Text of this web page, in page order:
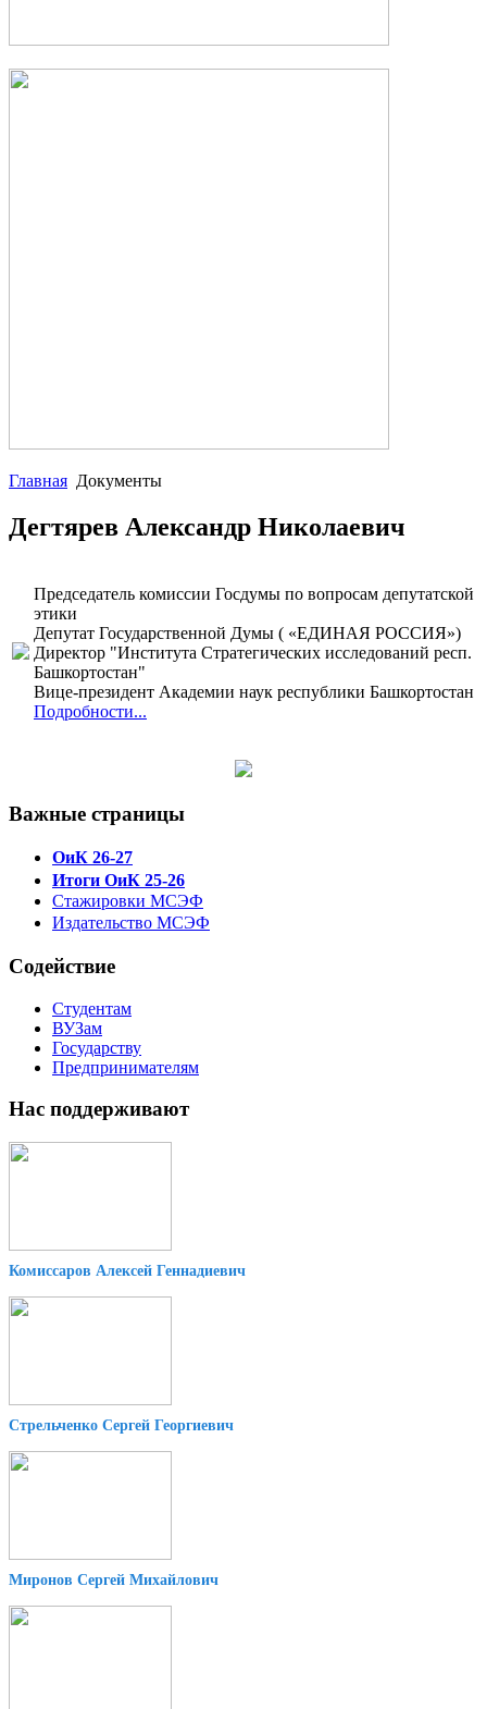
Главная Документы
Дегтярев Александр Николаевич
Председатель комиссии Госдумы по вопросам депутатской
этики
Депутат Государственной Думы ( «ЕДИНАЯ РОССИЯ»)
Директор "Института Стратегических исследований респ.
Башкортостан"
Вице-президент Академии наук республики Башкортостан
Подробности...
Важные страницы
ОиК 26-27
Итоги ОиК 25-26
Стажировки МСЭФ
Издательство МСЭФ
Содействие
Студентам
ВУЗам
Государству
Предпринимателям
Нас поддерживают
Комиссаров Алексей Геннадиевич
Стрельченко Сергей Георгиевич
Миронов Сергей Михайлович